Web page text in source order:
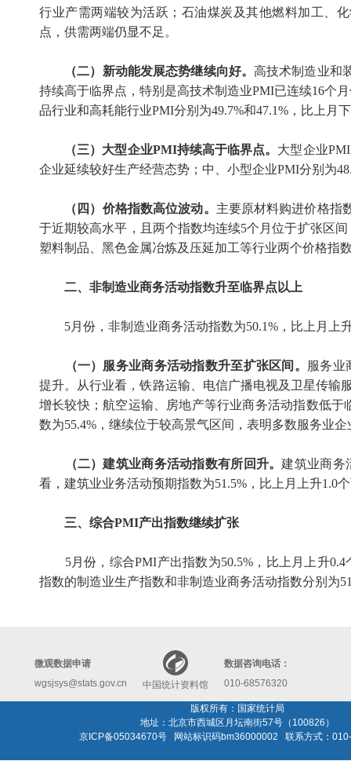
行业产需两端较为活跃；石油煤炭及其他燃料加工、
点，供需两端仍显不足。
（二）新动能发展态势继续向好。高技术制造业和
持续高于临界点，特别是高技术制造业PMI已连续16个
品行业和高耗能行业PMI分别为49.7%和47.1% ，比上月
（三）大型企业PMI持续高于临界点。 大型企业PMI
企业延续较好生产经营态势；中、小型企业PMI分别为
（四）价格指数高位波动。 主要原材料购进价格指
于近期较高水平，且两个指数均连续5个月位于扩张区
塑料制品、黑色金属冶炼及压延加工等行业两个价格指
二、非制造业商务活动指数升至临界点以上
5月份，非制造业商务活动指数为50.1% ，比上月上
（一）服务业商务活动指数升至扩张区间。
服务业
提升。从行业看，铁路运输、电信广播电视及卫星传输
增长较快；航空运输、房地产等行业商务活动指数低
数为55.4% ，继续位于较高景气区间，表明多数服务业
（二）建筑业商务活动指数有所回升。建筑业商务
看，建筑业业务活动预期指数为51.5% ，比上月上升1.0
三、综合PMI产出指数继续扩张
5月份，综合PMI产出指数为50.5% ，比上月上升0.4
指数的制造业生产指数和非制造业商务活动指数分别为
微观数据申请
wgsjsys@stats.gov.cn
中国统计资料馆
数据咨询电话：
010-68576320
版权所有：国家统计局
地址：北京市西城区月坛南街57号（100826）
京ICP备05034670号 网站标识码bm36000002 联系方式：